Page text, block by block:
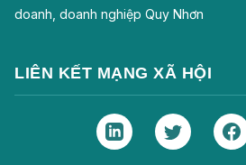
doanh, doanh nghiệp Quy Nhơn
LIÊN KẾT MẠNG XÃ HỘI